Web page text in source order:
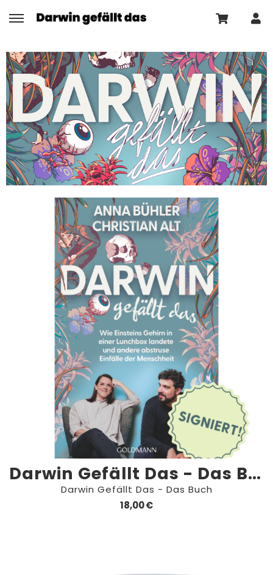
Darwin Gefällt Das - Das Buch
Darwin Gefällt Das - Das Buch
18,00 €